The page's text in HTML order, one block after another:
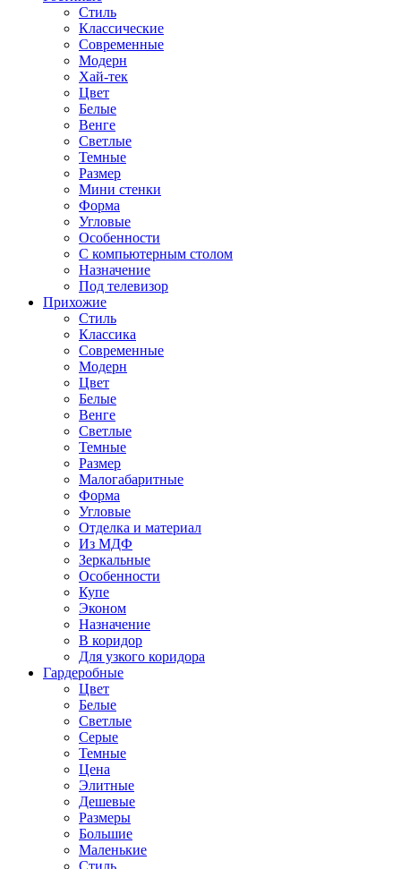
Стиль
Классические
Современные
Модерн
Хай-тек
Цвет
Белые
Венге
Светлые
Темные
Размер
Мини стенки
Форма
Угловые
Особенности
С компьютерным столом
Назначение
Под телевизор
Прихожие
Стиль
Классика
Современные
Модерн
Цвет
Белые
Венге
Светлые
Темные
Размер
Малогабаритные
Форма
Угловые
Отделка и материал
Из МДФ
Зеркальные
Особенности
Купе
Эконом
Назначение
В коридор
Для узкого коридора
Гардеробные
Цвет
Белые
Светлые
Серые
Темные
Цена
Элитные
Дешевые
Размеры
Большие
Маленькие
Стиль